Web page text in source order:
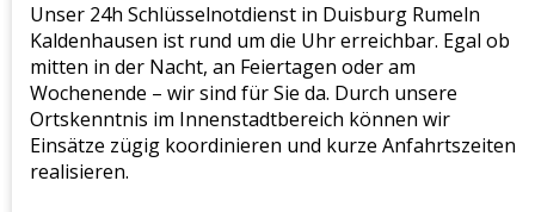
Unser 24h Schlüsselnotdienst in Duisburg Rumeln
Kaldenhausen ist rund um die Uhr erreichbar. Egal ob
mitten in der Nacht, an Feiertagen oder am
Wochenende – wir sind für Sie da. Durch unsere
Ortskenntnis im Innenstadtbereich können wir
Einsätze zügig koordinieren und kurze Anfahrtszeiten
realisieren.